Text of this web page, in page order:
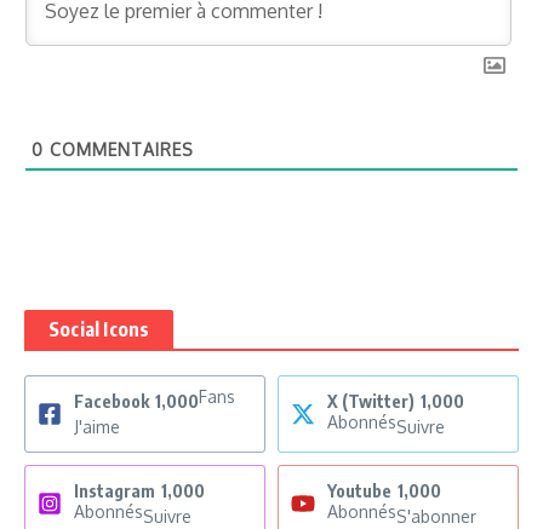
0 COMMENTAIRES
Social Icons
Facebook 1,000Fans
J'aime
X (Twitter) 1,000
AbonnésSuivre
Instagram 1,000
AbonnésSuivre
Youtube 1,000
AbonnésS'abonner